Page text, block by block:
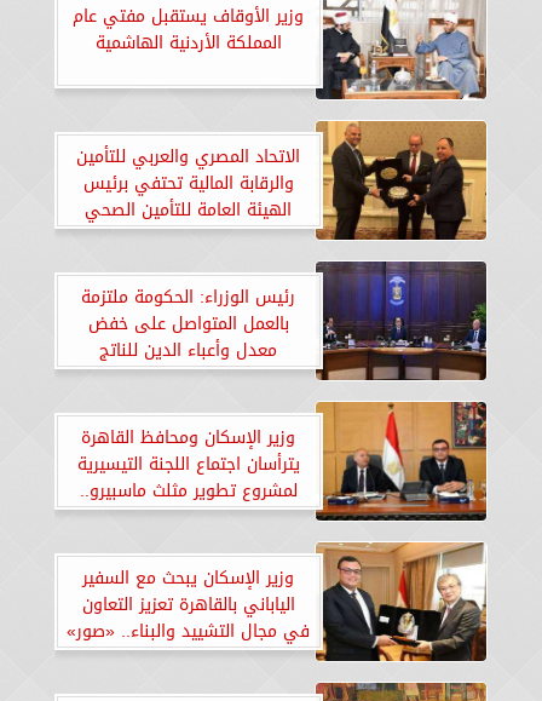
وزير الأوقاف يستقبل مفتي عام
المملكة الأردنية الهاشمية
الاتحاد المصري والعربي للتأمين
والرقابة المالية تحتفي برئيس
الهيئة العامة للتأمين الصحي
الشامل ووزير المالية السابق د.
رئيس الوزراء: الحكومة ملتزمة
بالعمل المتواصل على خفض
معدل وأعباء الدين للناتج
المحلي.. «صور»
وزير الإسكان ومحافظ القاهرة
يترأسان اجتماع اللجنة التيسيرية
لمشروع تطوير مثلث ماسبيرو..
«صور»
وزير الإسكان يبحث مع السفير
الياباني بالقاهرة تعزيز التعاون
في مجال التشييد والبناء.. «صور»